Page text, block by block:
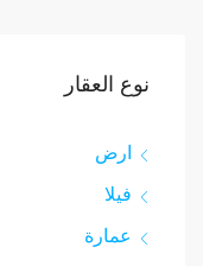
نوع العقار
ارض
فيلا
عمارة